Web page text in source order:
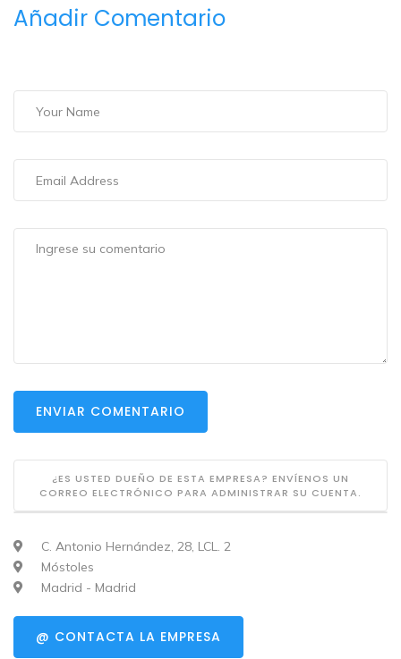
Añadir Comentario
ENVIAR COMENTARIO
¿ES USTED DUEÑO DE ESTA EMPRESA? ENVÍENOS UN
CORREO ELECTRÓNICO PARA ADMINISTRAR SU CUENTA.
C. Antonio Hernández, 28, LCL. 2
Móstoles
Madrid - Madrid
@ CONTACTA LA EMPRESA